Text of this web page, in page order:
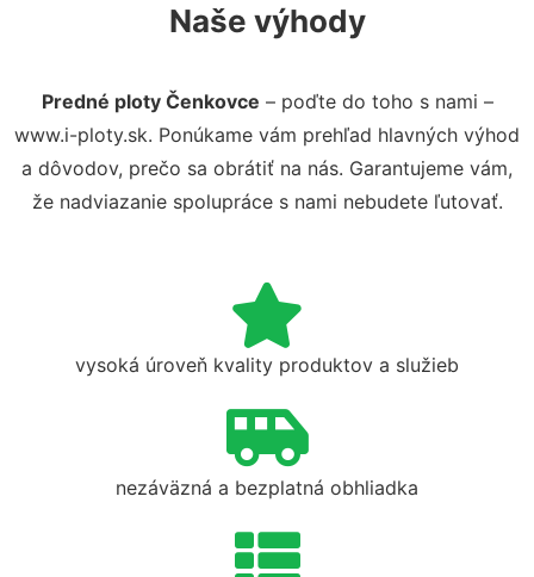
Naše výhody
Predné ploty Čenkovce – poďte do toho s nami –
www.i-ploty.sk. Ponúkame vám prehľad hlavných výhod
a dôvodov, prečo sa obrátiť na nás. Garantujeme vám,
že nadviazanie spolupráce s nami nebudete ľutovať.
vysoká úroveň kvality produktov a služieb
nezáväzná a bezplatná obhliadka